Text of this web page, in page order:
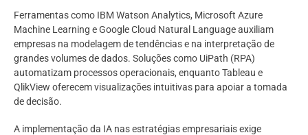
Ferramentas como IBM Watson Analytics, Microsoft Azure
Machine Learning e Google Cloud Natural Language auxiliam
empresas na modelagem de tendências e na interpretação de
grandes volumes de dados. Soluções como UiPath (RPA)
automatizam processos operacionais, enquanto Tableau e
QlikView oferecem visualizações intuitivas para apoiar a tomada
de decisão.
A implementação da IA nas estratégias empresariais exige